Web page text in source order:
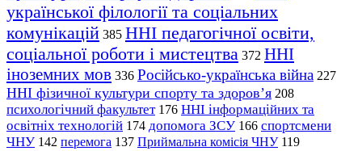
української філології та соціальних
комунікацій 385 ННІ педагогічної освіти,
соціальної роботи і мистецтва 372 ННІ
іноземних мов 336 Російсько-українська війна 227
ННІ фізичної культури спорту та здоров’я 208
психологічний факультет 176 ННІ інформаційних та
освітніх технологій 174 допомога ЗСУ 166 спортсмени
ЧНУ 142 перемога 137 Приймальна комісія ЧНУ 119